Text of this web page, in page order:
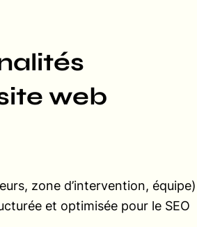
web
zone d’intervention, équipe)
et optimisée pour le SEO